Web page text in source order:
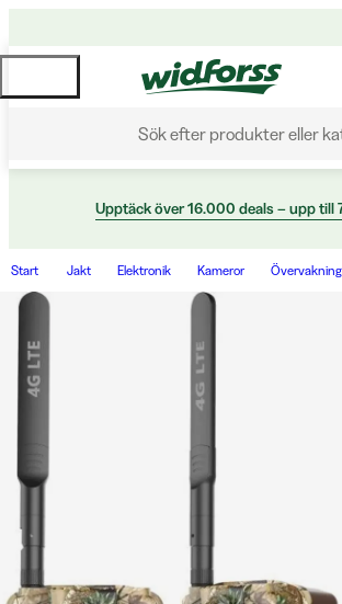
Sök efter produkter eller
Upptäck över 16.000 deals – upp till
Start Jakt Elektronik Kameror